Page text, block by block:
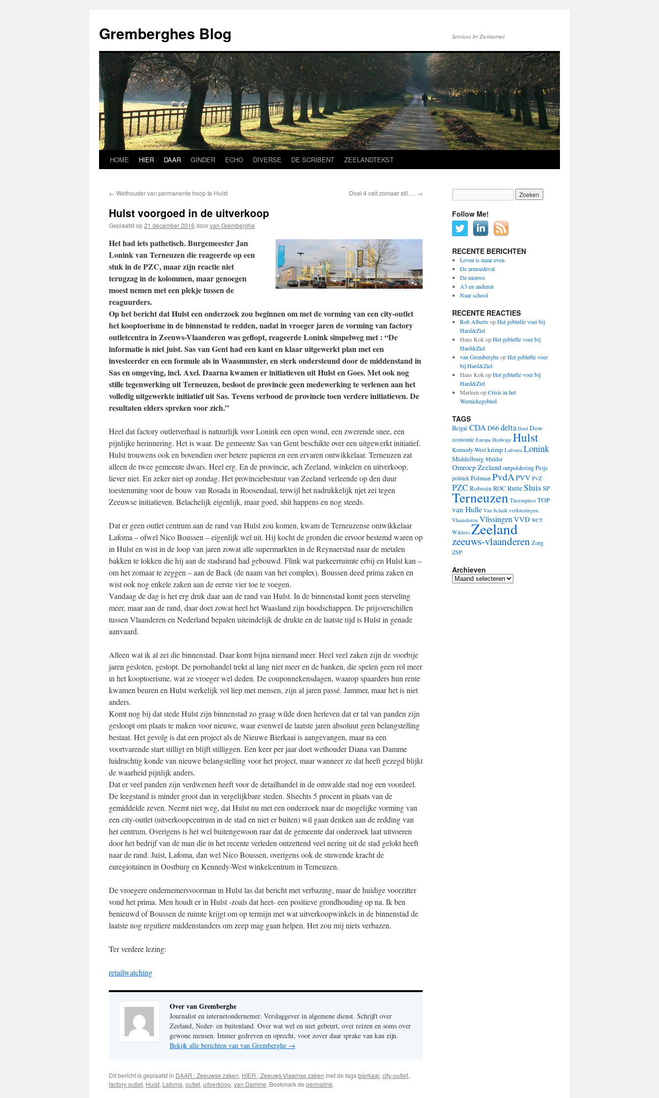
de
inhoud
Gremberghes Blog Services by Zwinternet
HOME HIER DAAR GINDER ECHO DIVERSE DE SCRIBENT ZEELANDTEKST
← Wethouder van permanente hoop te Hulst Doel 4 valt zomaar stil…. →
Hulst voorgoed in de uitverkoop
Geplaatst op21 december 2016 doorvan Gremberghe
Het had iets pathetisch. Burgemeester Jan
Lonink van Terneuzen die reageerde op een
stuk in de PZC, maar zijn reactie niet
terugzag in de kolommen, maar genoegen
moest nemen met een plekje tussen de
reaguurders.
Op het bericht dat Hulst een onderzoek zou beginnen om met de vorming van een city-outlet
het kooptoerisme in de binnenstad te redden, nadat in vroeger jaren de vorming van factory
outletcentra in Zeeuws-Vlaanderen was geflopt, reageerde Lonink simpelweg met : “De
informatie is niet juist. Sas van Gent had een kant en klaar uitgewerkt plan met een
investeerder en een formule als in Waasmunster, en sterk ondersteund door de middenstand in
Sas en omgeving, incl. Axel. Daarna kwamen er initiatieven uit Hulst en Goes. Met ook nog
stille tegenwerking uit Terneuzen, besloot de provincie geen medewerking te verlenen aan het
volledig uitgewerkte initiatief uit Sas. Tevens verbood de provincie toen verdere initiatieven. De
resultaten elders spreken voor zich.”
Heel dat factory outletverhaal is natuurlijk voor Lonink een open wond, een zwerende snee, een
pijnlijke herinnering. Het is waar. De gemeente Sas van Gent beschikte over een uitgewerkt initiatief.
Hulst trouwens ook en bovendien over betere papieren en een ervaren ontwikkelaar. Terneuzen zat
alleen de twee gemeente dwars. Heel erg. En de provincie, ach Zeeland, winkelen en uitverkoop,
liever niet. En zeker niet op zondag. Het provinciebestuur van Zeeland verleende op den duur
toestemming voor de bouw van Rosada in Roosendaal, terwijl het nadrukkelijk njet zei tegen
Zeeuwse initiatieven. Belachelijk eigenlijk, maar goed, shit happens en nog steeds.
Dat er geen outlet centrum aan de rand van Hulst zou komen, kwam de Terneuzense ontwikkelaar
Lafoma – ofwel Nico Boussen – eigenlijk wel uit. Hij kocht de gronden die ervoor bestemd waren op
in Hulst en wist in de loop van jaren zowat alle supermarkten in de Reynaerstad naar de metalen
bakken te lokken die hij aan de stadsrand had gebouwd. Flink wat parkeerruimte erbij en Hulst kan –
om het zomaar te zeggen – aan de Back (de naam van het complex). Boussen deed prima zaken en
wist ook nog enkele zaken aan de eerste vier toe te voegen.
Vandaag de dag is het erg druk daar aan de rand van Hulst. In de binnenstad komt geen sterveling
meer, maar aan de rand, daar doet zowat heel het Waasland zijn boodschappen. De prijsverschillen
tussen Vlaanderen en Nederland bepalen uiteindelijk de drukte en de laatste tijd is Hulst in genade
aanvaard.
Alleen wat ik al zei die binnenstad. Daar komt bijna niemand meer. Heel veel zaken zijn de voorbije
jaren gesloten, gestopt. De pornohandel trekt al lang niet meer en de banken, die spelen geen rol meer
in het kooptoerisme, wat ze vroeger wel deden. De couponnekensdagen, waarop spaarders hun rente
kwamen beuren en Hulst werkelijk vol liep met mensen, zijn al jaren passé. Jammer, maar het is niet
anders.
Komt nog bij dat stede Hulst zijn binnenstad zo graag wilde doen herleven dat er tal van panden zijn
gesloopt om plaats te maken voor nieuwe, waar evenwel de laatste jaren absoluut geen belangstelling
bestaat. Het gevolg is dat een project als de Nieuwe Bierkaai is aangevangen, maar na een
voortvarende start stilligt en blijft stilliggen. Een keer per jaar doet wethouder Diana van Damme
luidruchtig konde van nieuwe belangstelling voor het project, maar wanneer ze dat heeft gezegd blijkt
de waarheid pijnlijk anders.
Dat er veel panden zijn verdwenen heeft voor de detailhandel in de omwalde stad nog een voordeel.
De leegstand is minder groot dan in vergelijkbare steden. Slsechts 5 procent in plaats van de
gemiddelde zeven. Neemt niet weg, dat Hulst nu met een onderzoek naar de mogelijke vorming van
een city-outlet (uitverkoopcentrum in de stad en niet er buiten) wil gaan denken aan de redding van
het centrum. Overigens is het wel buitengewoon raar dat de gemeente dat onderzoek laat uitvoeren
door het bedrijf van de man die in het recente verleden ontzettend veel nering uit de stad gelokt heeft
naar de rand. Juist, Lafoma, dan wel Nico Boussen, overigens ook de stuwende kracht de
euregiotuinen in Oostburg en Kennedy-West winkelcentrum in Terneuzen.
De vroegere ondernemersvoorman in Hulst las dat bericht met verbazing, maar de huidige voorzitter
vond het prima. Men houdt er in Hulst -zoals dat heet- een positieve grondhouding op na. Ik ben
benieuwd of Boussen de ruimte krijgt om op termijn met wat uitverkoopwinkels in de binnenstad de
laatste nog reguliere middenstanders om zeep mag gaan helpen. Het zou mij niets verbazen.
Ter verdere lezing:
retailwatching
Over van Gremberghe
Journalist en internetondernemer. Verslaggever in algemene dienst. Schrijft over
Zeeland, Neder- en buitenland. Over wat wel en niet gebeurt, over reizen en soms over
gewone mensen. Immer gedreven en oprecht, voor zover daar sprake van kan zijn.
Bekijk alle berichten van van Gremberghe →
Dit bericht is geplaatst in DAAR : Zeeuwse zaken, HIER ; Zeeuws-Vlaamse zaken met de tagsbierkaai, city-outlet,
factory outlet, Hulst, Lafoma, outlet, uitverkoop, van Damme. Bookmark de permalink.
Follow Me!
RECENTE BERICHTEN
Leven is maar even
De armoedeval
De nieuwe
A3 en anderen
Naar school
RECENTE REACTIES
Rob AlbertsopHet gebløfte voer bij
Hard&Ziel
Hans KokopHet gebløfte voer bij
Hard&Ziel
van GrembergheopHet gebløfte voer
bij Hard&Ziel
Hans KokopHet gebløfte voer bij
Hard&Ziel
Marleen opCrisis in het
Wernickegebied
TAGS
België CDAD66delta Doel Dow
economie Europa Hedwige Hulst
Kennedy-Westkrimp Lafoma Lonink
MiddelburgMulder
Omroep ZeelandontpolderingPeijs
politiek PolmanPvdAPVV PvZ
PZC Robesin ROC RutteSluis SP
Terneuzen Thermphos TOP
van Hulle Van Schaik verkiezingen
Vlaanderen VlissingenVVD WCT
Wilders Zeeland
zeeuws-vlaanderen Zorg
ZSP
Archieven
Archieven